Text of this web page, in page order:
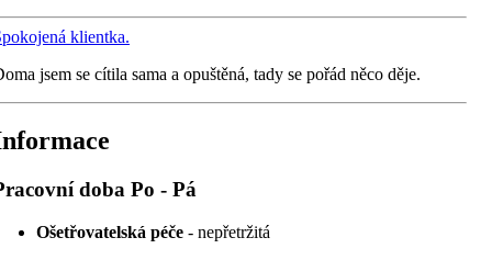
klientka.
jsem se cítila sama a opuštěná, tady se pořád něco děje.
doba Po - Pá
Ošetřovatelská péče - nepřetržitá